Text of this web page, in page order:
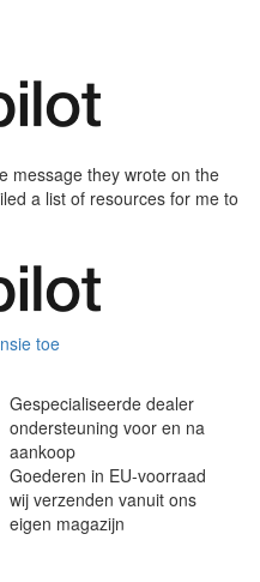
message they wrote on the
a list of resources for me to
toe
Gespecialiseerde dealer
ondersteuning voor en na
aankoop
Goederen in EU-voorraad
wij verzenden vanuit ons
eigen magazijn